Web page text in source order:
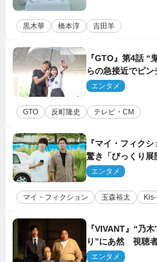
黒木華 橋本淳 吉田羊
『GTO』第4話 “
らの急接近でピン
エンタメ
GTO 反町隆史 テレビ・CM
『マイ・フィクシ
驚き「びっくり展
タバレあり）
エンタメ
マイ・フィクション 玉森裕太
『VIVANT』“乃
り”にあ然 視聴
あって」の声も（
エンタメ